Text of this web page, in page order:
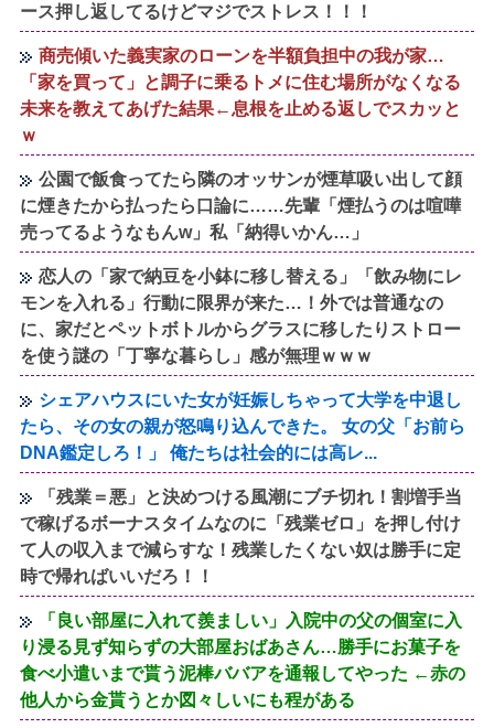
ース押し返してるけどマジでストレス！！！
商売傾いた義実家のローンを半額負担中の我が家…
「家を買って」と調子に乗るトメに住む場所がなくなる
未来を教えてあげた結果←息根を止める返しでスカッと
ｗ
公園で飯食ってたら隣のオッサンが煙草吸い出して顔
に煙きたから払ったら口論に……先輩「煙払うのは喧嘩
売ってるようなもんw」私「納得いかん…」
恋人の「家で納豆を小鉢に移し替える」「飲み物にレ
モンを入れる」行動に限界が来た…！外では普通なの
に、家だとペットボトルからグラスに移したりストロー
を使う謎の「丁寧な暮らし」感が無理ｗｗｗ
シェアハウスにいた女が妊娠しちゃって大学を中退し
たら、その女の親が怒鳴り込んできた。 女の父「お前ら
DNA鑑定しろ！」 俺たちは社会的には高レ...
「残業＝悪」と決めつける風潮にブチ切れ！割増手当
で稼げるボーナスタイムなのに「残業ゼロ」を押し付け
て人の収入まで減らすな！残業したくない奴は勝手に定
時で帰ればいいだろ！！
「良い部屋に入れて羨ましい」入院中の父の個室に入
り浸る見ず知らずの大部屋おばあさん…勝手にお菓子を
食べ小遣いまで貰う泥棒ババアを通報してやった ←赤の
他人から金貰うとか図々しいにも程がある